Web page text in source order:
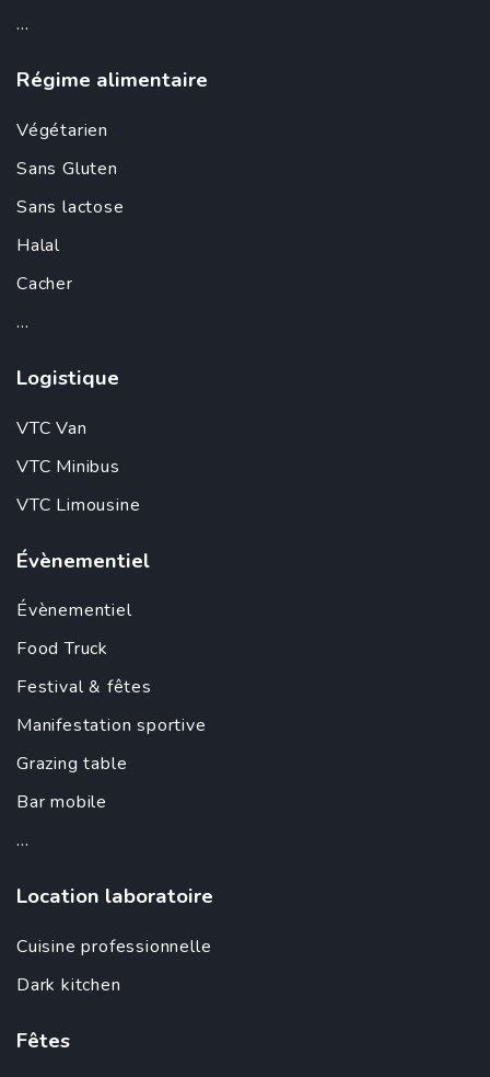
...
Régime alimentaire
Végétarien
Sans Gluten
Sans lactose
Halal
Cacher
...
Logistique
VTC Van
VTC Minibus
VTC Limousine
Évènementiel
Évènementiel
Food Truck
Festival & fêtes
Manifestation sportive
Grazing table
Bar mobile
...
Location laboratoire
Cuisine professionnelle
Dark kitchen
Fêtes